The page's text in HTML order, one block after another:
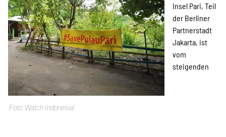
Projekte
Kampagne
Watch Indonesia!
Insel Pari, Teil
der Berliner
Partnerstadt
Jakarta, ist
vom
steigenden